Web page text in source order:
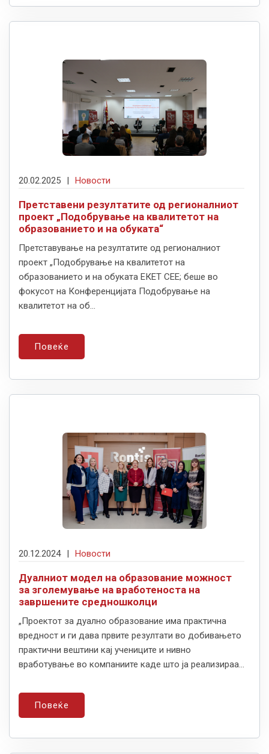
20.02.2025 | Новости
Претставени резултатите од регионалниот
проект „Подобрување на квалитетот на
образованието и на обуката“
Претставување на резултатите од регионалниот
проект „Подобрување на квалитетот на
образованието и на обуката ЕКЕТ СЕЕ; беше во
фокусот на Конференцијата Подобрување на
квалитетот на об...
Повеќе
20.12.2024 | Новости
Дуалниот модел на образование можност
за зголемување на вработеноста на
завршените средношколци
„Проектот за дуално образование има практична
вредност и ги дава првите резултати во добивањето
практични вештини кај учениците и нивно
вработување во компаниите каде што ја реализираа...
Повеќе